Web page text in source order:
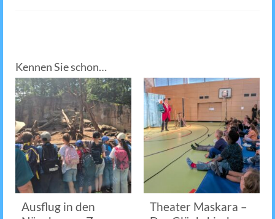
Kennen Sie schon…
Ausflug in den
Theater Maskara –